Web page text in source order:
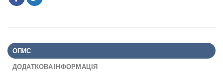
ОПИС
ДОДАТКОВА ІНФОРМАЦІЯ